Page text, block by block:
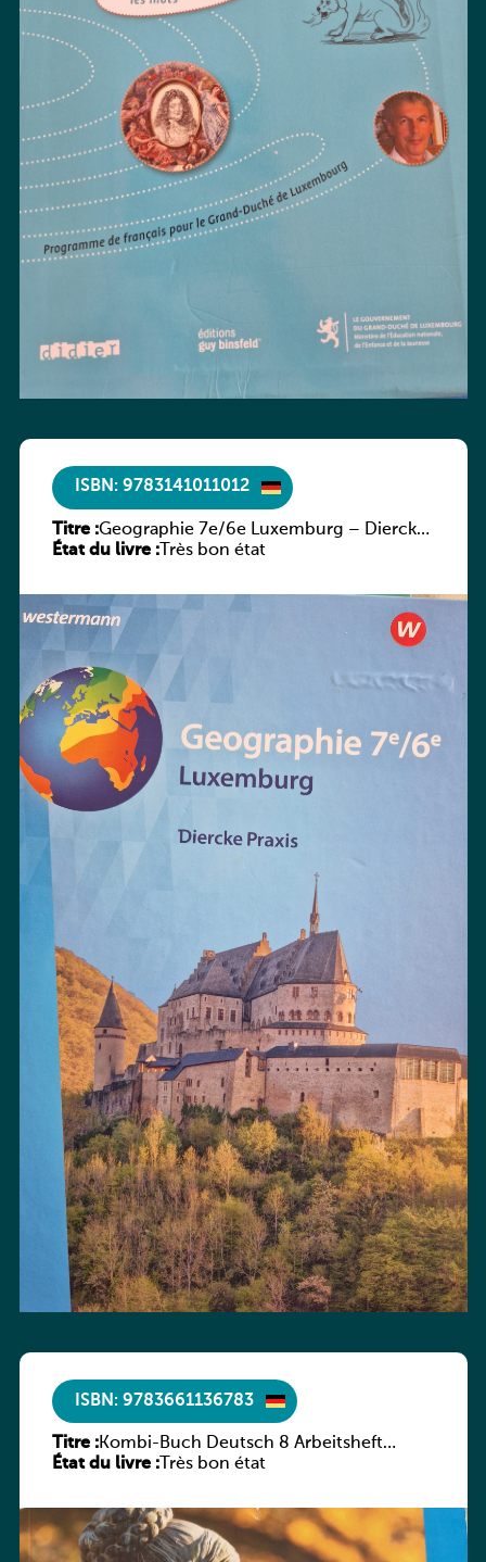
ISBN: 9783141011012
Titre :Geographie 7e/6e Luxemburg – Diercke
Praxis
État du livre :Très bon état
ISBN: 9783661136783
Titre :Kombi-Buch Deutsch 8 Arbeitsheft
(Neue Ausgabe Luxemburg)
État du livre :Très bon état